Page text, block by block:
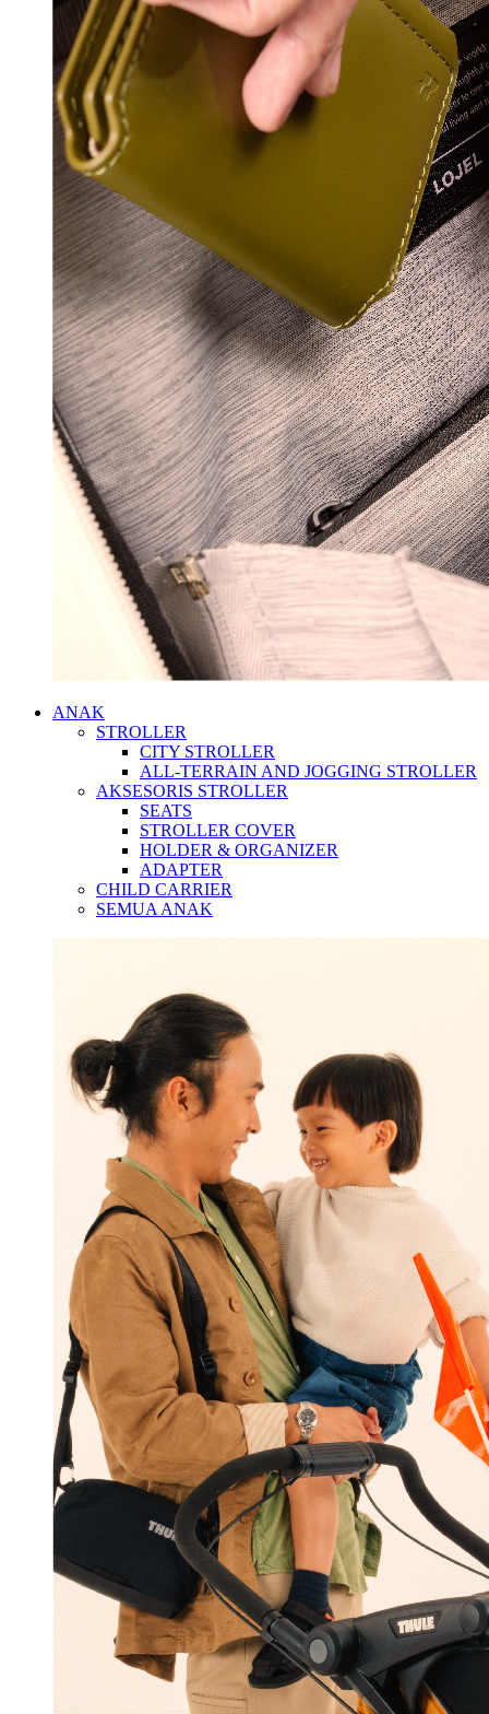
ANAK
STROLLER
CITY STROLLER
ALL-TERRAIN AND JOGGING STROLLER
AKSESORIS STROLLER
SEATS
STROLLER COVER
HOLDER & ORGANIZER
ADAPTER
CHILD CARRIER
SEMUA ANAK